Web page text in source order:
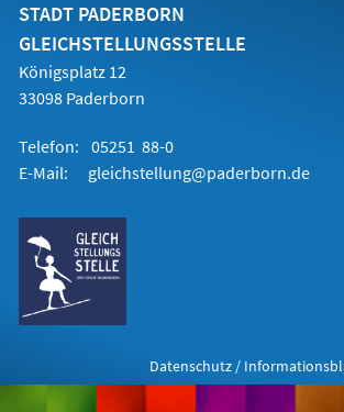
STADT PADERBORN
GLEICHSTELLUNGSSTELLE
Königsplatz 12
33098 Paderborn
Telefon: 05251 88-0
E-Mail:
gleichstellung@paderborn.de
Datenschutz /